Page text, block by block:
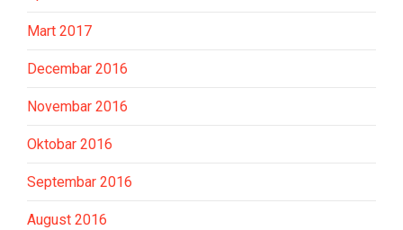
Mart 2017
Decembar 2016
Novembar 2016
Oktobar 2016
Septembar 2016
August 2016